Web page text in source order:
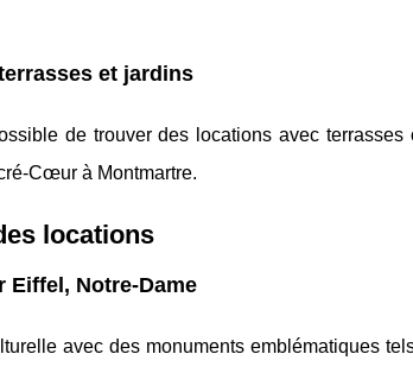
et jardins
de trouver des locations avec terrasses
Cœur à Montmartre.
locations
Notre-Dame
avec des monuments emblématiques